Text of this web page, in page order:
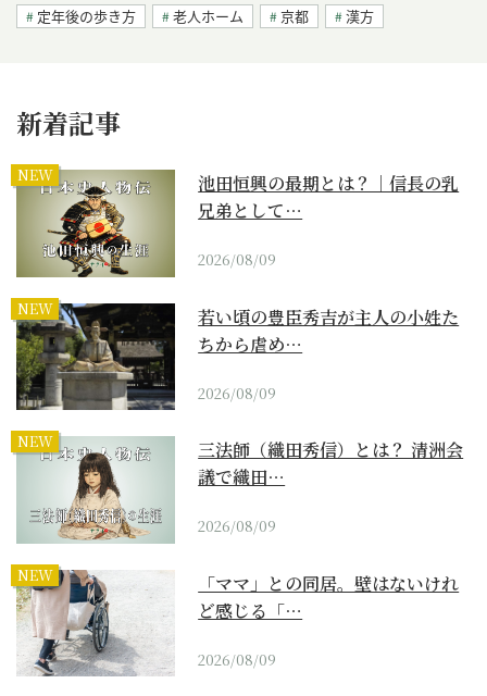
定年後の歩き方
老人ホーム 京都 漢方
新着記事
NEW
池田恒興の最期とは？｜信長の乳
兄弟として…
2026/08/09
NEW
若い頃の豊臣秀吉が主人の小姓た
ちから虐め…
2026/08/09
NEW
三法師（織田秀信）とは？ 清洲会
議で織田…
2026/08/09
NEW
「ママ」との同居。壁はないけれ
ど感じる「…
2026/08/09